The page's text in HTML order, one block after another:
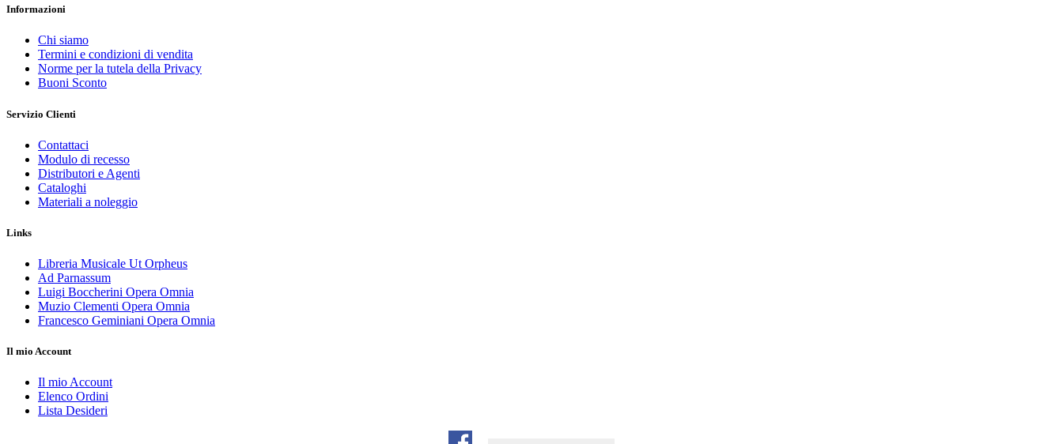
Informazioni
Chi siamo
Termini e condizioni di vendita
Norme per la tutela della Privacy
Buoni Sconto
Servizio Clienti
Contattaci
Modulo di recesso
Distributori e Agenti
Cataloghi
Materiali a noleggio
Links
Libreria Musicale Ut Orpheus
Ad Parnassum
Luigi Boccherini Opera Omnia
Muzio Clementi Opera Omnia
Francesco Geminiani Opera Omnia
Il mio Account
Il mio Account
Elenco Ordini
Lista Desideri